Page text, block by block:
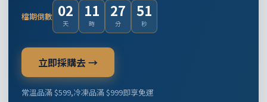
檔期倒數 02
天
11
時
27
分
50
秒
立即採購去 →
常溫品滿 $599,冷凍品滿 $999即享免運